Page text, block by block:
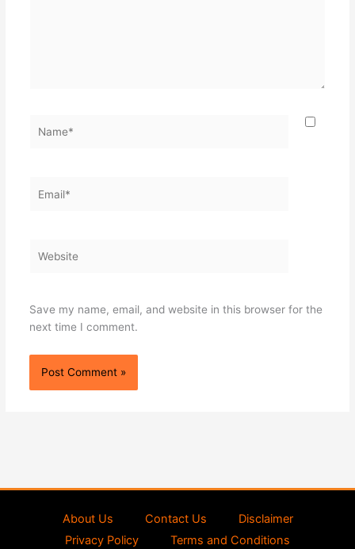
Save my name, email, and website in this browser for the
next time I comment.
About Us Contact Us
Disclaimer
Privacy Policy
Terms and Conditions